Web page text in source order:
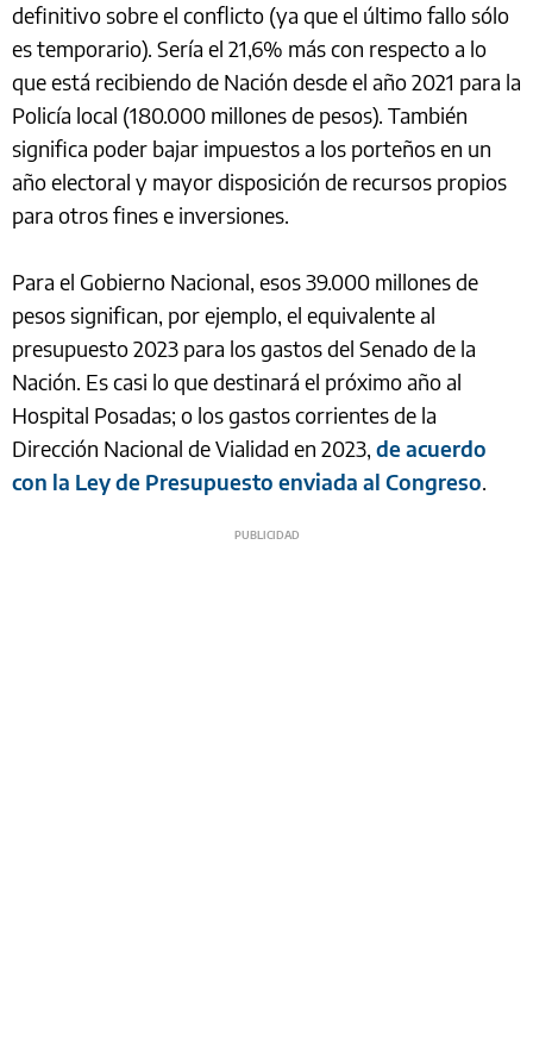
definitivo sobre el conflicto (ya que el último fallo sólo
es temporario). Sería el 21,6% más con respecto a lo
que está recibiendo de Nación desde el año 2021 para la
Policía local (180.000 millones de pesos). También
significa poder bajar impuestos a los porteños en un
año electoral y mayor disposición de recursos propios
para otros fines e inversiones.
Para el Gobierno Nacional, esos 39.000 millones de
pesos significan, por ejemplo, el equivalente al
presupuesto 2023 para los gastos del Senado de la
Nación. Es casi lo que destinará el próximo año al
Hospital Posadas; o los gastos corrientes de la
Dirección Nacional de Vialidad en 2023, de acuerdo
con la Ley de Presupuesto enviada al Congreso.